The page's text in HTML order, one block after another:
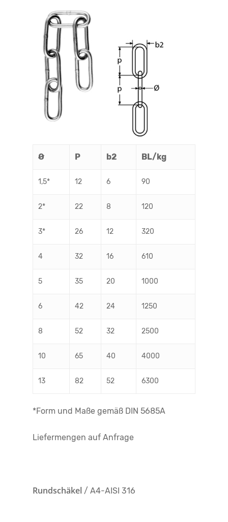
Ø P b2 BL/kg
1,5* 12 6 90
2* 22 8 120
3* 26 12 320
4 32 16 610
5 35 20 1000
6 42 24 1250
8 52 32 2500
10 65 40 4000
13 82 52 6300
*Form und Maße gemäß DIN 5685A
Liefermengen auf Anfrage
Rundschäkel / A4-AISI 316